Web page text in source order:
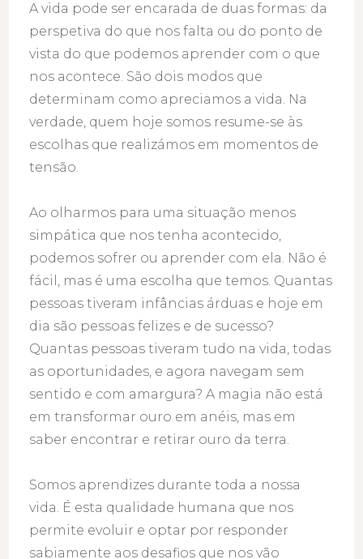
A vida pode ser encarada de duas formas: da
perspetiva do que nos falta ou do ponto de
vista do que podemos aprender com o que
nos acontece. São dois modos que
determinam como apreciamos a vida. Na
verdade, quem hoje somos resume-se às
escolhas que realizámos em momentos de
tensão.
Ao olharmos para uma situação menos
simpática que nos tenha acontecido,
podemos sofrer ou aprender com ela. Não é
fácil, mas é uma escolha que temos. Quantas
pessoas tiveram infâncias árduas e hoje em
dia são pessoas felizes e de sucesso?
Quantas pessoas tiveram tudo na vida, todas
as oportunidades, e agora navegam sem
sentido e com amargura? A magia não está
em transformar ouro em anéis, mas em
saber encontrar e retirar ouro da terra.
Somos aprendizes durante toda a nossa
vida. É esta qualidade humana que nos
permite evoluir e optar por responder
sabiamente aos desafios que nos vão